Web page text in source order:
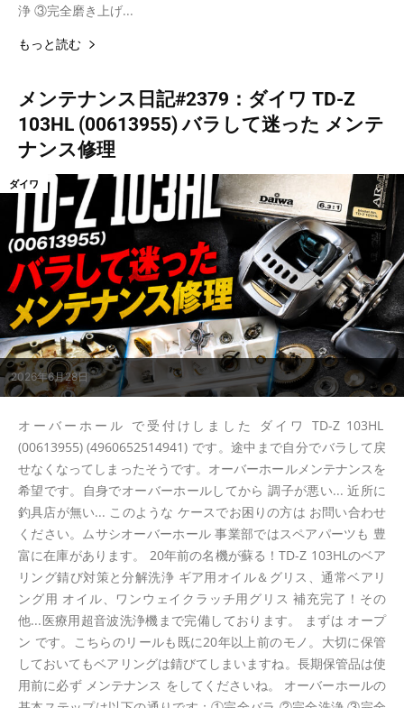
浄 ③完全磨き上げ...
もっと読む
メンテナンス日記#2379：ダイワ TD-Z
103HL (00613955) バラして迷った メンテ
ナンス修理
2026年6月28日
ダイワ
オーバーホール で受付けしました ダイワ TD-Z 103HL
(00613955) (4960652514941) です。途中まで自分でバラして戻
せなくなってしまったそうです。オーバーホールメンテナンスを
希望です。自身でオーバーホールしてから 調子が悪い... 近所に
釣具店が無い... このような ケースでお困りの方は お問い合わせ
ください。ムサシオーバーホール 事業部ではスペアパーツも 豊
富に在庫があります。 20年前の名機が蘇る！TD-Z 103HLのベア
リング錆び対策と分解洗浄 ギア用オイル＆グリス、通常ベアリ
ング用 オイル、ワンウェイクラッチ用グリス 補充完了！その
他...医療用超音波洗浄機まで完備しております。 まずは オープ
ン です。こちらのリールも既に20年以上前のモノ。大切に保管
しておいてもベアリングは錆びてしまいますね。長期保管品は使
用前に必ず メンテナンス をしてくださいね。 オーバーホールの